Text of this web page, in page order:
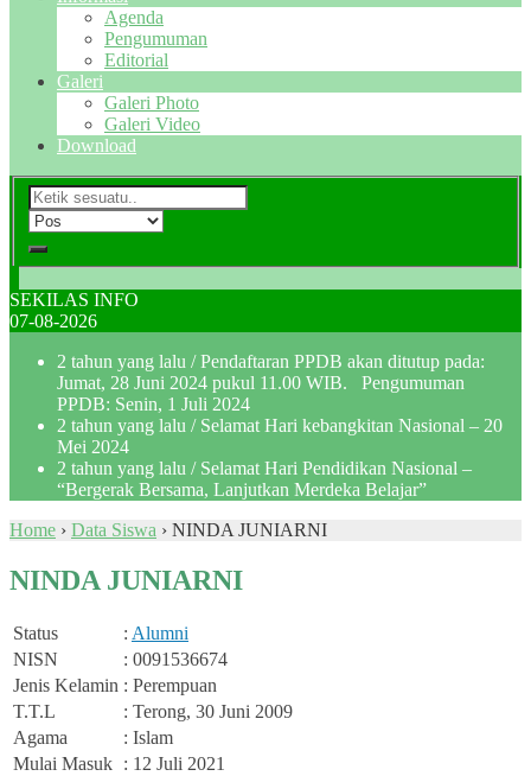
Agenda
Pengumuman
Editorial
Galeri
Galeri Photo
Galeri Video
Download
SEKILAS INFO
07-08-2026
2 tahun yang lalu / Pendaftaran PPDB akan ditutup pada:
Jumat, 28 Juni 2024 pukul 11.00 WIB. Pengumuman
PPDB: Senin, 1 Juli 2024
2 tahun yang lalu / Selamat Hari kebangkitan Nasional – 20
Mei 2024
2 tahun yang lalu / Selamat Hari Pendidikan Nasional –
“Bergerak Bersama, Lanjutkan Merdeka Belajar”
Home › Data Siswa › NINDA JUNIARNI
NINDA JUNIARNI
Status : Alumni
NISN
: 0091536674
Jenis Kelamin : Perempuan
T.T.L
: Terong, 30 Juni 2009
Agama
: Islam
Mulai Masuk : 12 Juli 2021